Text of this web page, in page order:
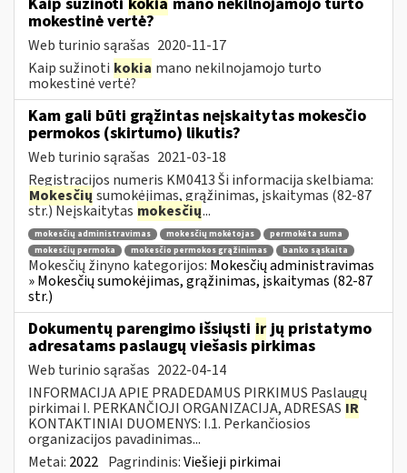
mokestinė vertė?
Web turinio sąrašas 2020-11-17
Kaip sužinoti kokia mano nekilnojamojo turto
mokestinė vertė?
Kam gali būti grąžintas neįskaitytas mokesčio
permokos (skirtumo) likutis?
Web turinio sąrašas 2021-03-18
Registracijos numeris KM0413 Ši informacija skelbiama:
Mokesčių sumokėjimas, grąžinimas, įskaitymas (82-87
str.) Neįskaitytas mokesčių...
mokesčių administravimas mokesčių mokėtojas
permokėta suma
mokesčių permoka
mokesčio permokos grąžinimas banko sąskaita
Mokesčių žinyno kategorijos: Mokesčių administravimas
» Mokesčių sumokėjimas, grąžinimas, įskaitymas (82-87
str.)
Dokumentų parengimo išsiųsti irjų pristatymo
adresatams paslaugų viešasis pirkimas
Web turinio sąrašas 2022-04-14
INFORMACIJA APIE PRADEDAMUS PIRKIMUS Paslaugų
pirkimai I. PERKANČIOJI ORGANIZACIJA, ADRESAS IR
KONTAKTINIAI DUOMENYS: I.1. Perkančiosios
organizacijos pavadinimas...
Metai: 2022 Pagrindinis:Viešieji pirkimai